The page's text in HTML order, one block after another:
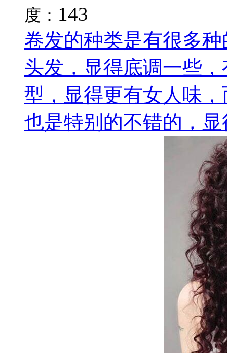
度： 143
卷发的种类是有很多
头发，显得底调一些
型，显得更有女人味
也是特别的不错的，